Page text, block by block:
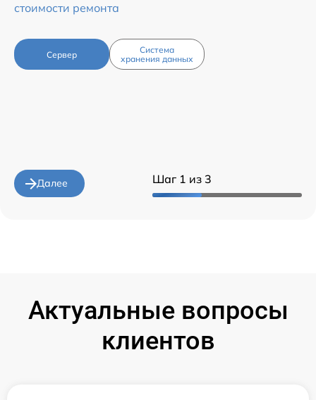
Шаг 1 из 3
стоимости ремонта
Сервер
Система
хранения данных
Далее
Актуальные вопросы
клиентов